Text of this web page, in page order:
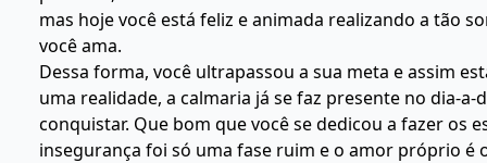
mas hoje você está feliz e animada realizando a tão
você ama.
Dessa forma, você ultrapassou a sua meta e assim
uma realidade, a calmaria já se faz presente no dia-
conquistar. Que bom que você se dedicou a fazer os
insegurança foi só uma fase ruim e o amor próprio é